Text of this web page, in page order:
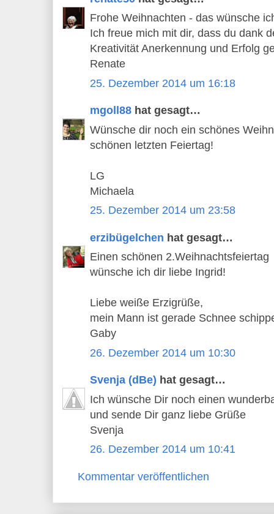
Frohe Weihnachten - das wünsche
Ich freue mich mit dir, dass du dank
Kreativität Anerkennung und Erfolg
Renate
25. Dezember 2014 um 16:18
mgoll88 hat gesagt…
Wünsche dir noch ein schönes
schönen letzten Feiertag!
LG
Michaela
25. Dezember 2014 um 23:58
erzibügelchen hat gesagt…
Einen schönen 2.Weihnachtsfeiertag
wünsche ich dir liebe Ingrid!
Liebe weiße Erzigrüße,
mein Mann ist gerade Schnee
Gaby
26. Dezember 2014 um 10:30
Svenja (dBe) hat gesagt…
Ich wünsche Dir noch einen
und sende Dir ganz liebe Grüße
Svenja
26. Dezember 2014 um 10:41
Kommentar veröffentlichen